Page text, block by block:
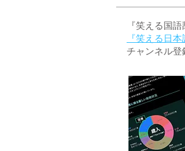
『笑える国
『笑える日本
チャンネル登